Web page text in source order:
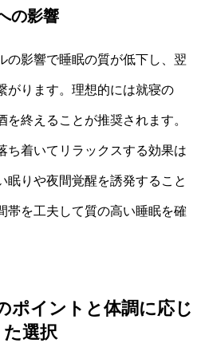
の影響
の影響で睡眠の質が低下し、翌
がります。理想的には就寝の
を終えることが推奨されます。
ち着いてリラックスする効果は
眠りや夜間覚醒を誘発すること
帯を工夫して質の高い睡眠を確
ポイントと体調に応じ
た選択